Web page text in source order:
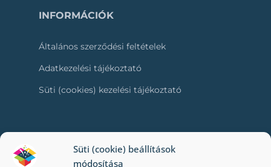
Süti (cookie) beállítások
módosítása
INFORMÁCIÓK
Általános szerződési feltételek
Adatkezelési tájékoztató
Süti (cookies) kezelési tájékoztató
RÓLUNK